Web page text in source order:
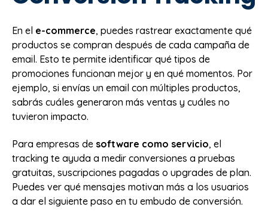
En el e-commerce, puedes rastrear exactamente qué
productos se compran después de cada campaña de
email. Esto te permite identificar qué tipos de
promociones funcionan mejor y en qué momentos. Por
ejemplo, si envías un email con múltiples productos,
sabrás cuáles generaron más ventas y cuáles no
tuvieron impacto.
Para empresas de software como servicio, el
tracking te ayuda a medir conversiones a pruebas
gratuitas, suscripciones pagadas o upgrades de plan.
Puedes ver qué mensajes motivan más a los usuarios
a dar el siguiente paso en tu embudo de conversión.